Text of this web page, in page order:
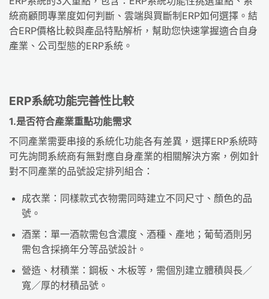
統商顧問專業度如何判斷、雲端與買斷制ERP如何選擇。結
合ERP價格比較與產品特點解析，幫助您快速掌握適合自身
產業、公司型態的ERP系統。
ERP系統功能完善性比較
1.是否符合產業重點功能需求
不同產業需要串接的系統化功能各有差異，選擇ERP系統時
可先詢問系統商有無對應自身產業的相關解決方案，例如針
對不同產業的品號設定排列組合：
成衣業：同樣款式衣物需同時建立不同尺寸、顏色的品
號。
酒業：單一酒款需包含濃度、酒種、產地；葡萄酒則另
需包含採摘年分等品號設計。
營造、材積業：鋼板、木板等，需個別建立體積與長／
寬／厚的材積品號。